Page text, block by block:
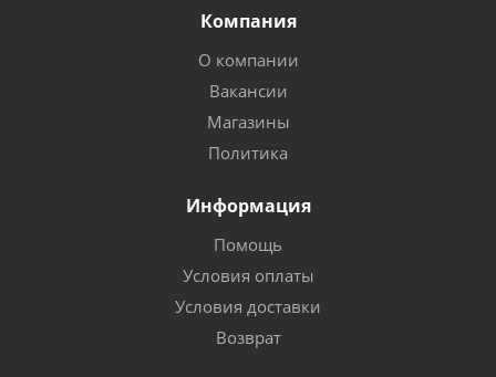
Компания
О компании
Вакансии
Магазины
Политика
Информация
Помощь
Условия оплаты
Условия доставки
Возврат